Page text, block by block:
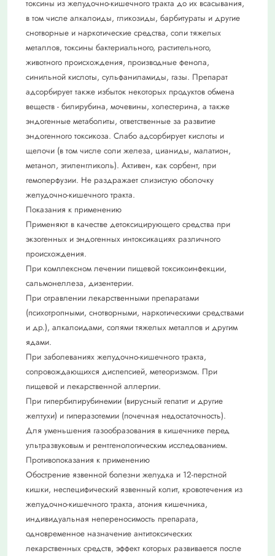
токсины из желудочно-кишечного тракта до их всасывания,
в том числе алкалоиды, гликозиды, барбитураты и другие
снотворные и наркотические средства, соли тяжелых
металлов, токсины бактериального, растительного,
животного происхождения, производные фенола,
синильной кислоты, сульфаниламиды, газы. Препарат
адсорбирует также избыток некоторых продуктов обмена
веществ - билирубина, мочевины, холестерина, а также
эндогенные метаболиты, ответственные за развитие
эндогенного токсикоза. Слабо адсорбирует кислоты и
щелочи (в том числе соли железа, цианиды, малатион,
метанол, этиленгликоль). Активен, как сорбент, при
гемоперфузии. Не раздражает слизистую оболочку
желудочно-кишечного тракта.
Показания к применению
Применяют в качестве детоксицирующего средства при
экзогенных и эндогенных интоксикациях различного
происхождения.
При комплексном лечении пищевой токсикоинфекции,
сальмонеллеза, дизентерии.
При отравлении лекарственными препаратами
(психотропными, снотворными, наркотическими средствами
и др.), алкалоидами, солями тяжелых металлов и другим
ядами.
При заболеваниях желудочно-кишечного тракта,
сопровождающихся диспепсией, метеоризмом. При
пищевой и лекарственной аллергии.
При гипербилирубинемии (вирусный гепатит и другие
желтухи) и гиперазотемии (почечная недостаточность).
Для уменьшения газообразования в кишечнике перед
ультразвуковым и рентгенологическим исследованием.
Противопоказания к применению
Обострение язвенной болезни желудка и 12-перстной
кишки, неспецифический язвенный колит, кровотечения из
желудочно-кишечного тракта, атония кишечника,
индивидуальная непереносимость препарата,
одновременное назначение антитоксических
лекарственных средств, эффект которых развивается после